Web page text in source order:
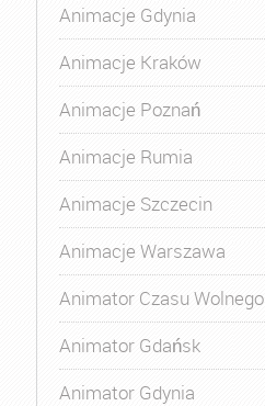
Animacje Gdynia
Animacje Kraków
Animacje Poznań
Animacje Rumia
Animacje Szczecin
Animacje Warszawa
Animator Czasu Wolnego
Animator Gdańsk
Animator Gdynia